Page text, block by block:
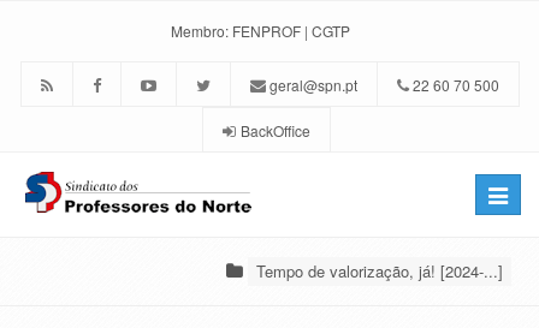
Membro: FENPROF | CGTP
geral@spn.pt 22 60 70 500
BackOffice
Toggle
Tempo de valorização, já! [2024-...]